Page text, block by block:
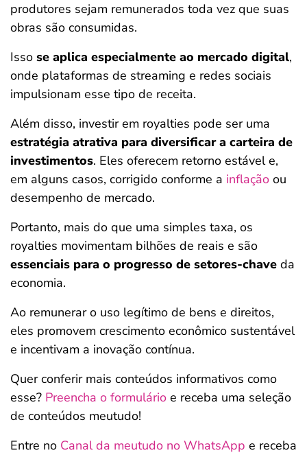
produtores sejam remunerados toda vez que suas
obras são consumidas.
Isso se aplica especialmente ao mercado digital,
onde plataformas de streaming e redes sociais
impulsionam esse tipo de receita.
Além disso, investir em royalties pode ser uma
estratégia atrativa para diversificar a carteira de
investimentos. Eles oferecem retorno estável e,
em alguns casos, corrigido conforme a inflação ou
desempenho de mercado.
Portanto, mais do que uma simples taxa, os
royalties movimentam bilhões de reais e são
essenciais para o progresso de setores-chave da
economia.
Ao remunerar o uso legítimo de bens e direitos,
eles promovem crescimento econômico sustentável
e incentivam a inovação contínua.
Quer conferir mais conteúdos informativos como
esse? Preencha o formulário e receba uma seleção
de conteúdos meutudo!
Entre no Canal da meutudo no WhatsApp e receba